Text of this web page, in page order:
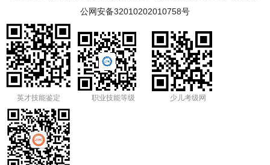
公网安备32010202010758号
英才技能鉴定 职业技能等级 少儿考级网